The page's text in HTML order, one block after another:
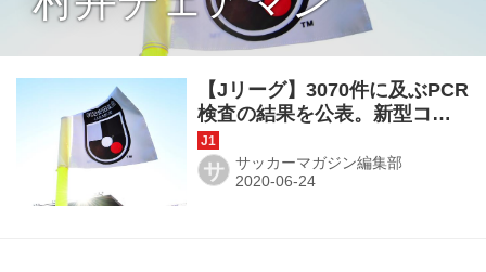
【Jリーグ】3070件に及ぶPCR
検査の結果を公表。新型コロ
ナ陽性数はゼロ
サ サッカーマガジン編集部